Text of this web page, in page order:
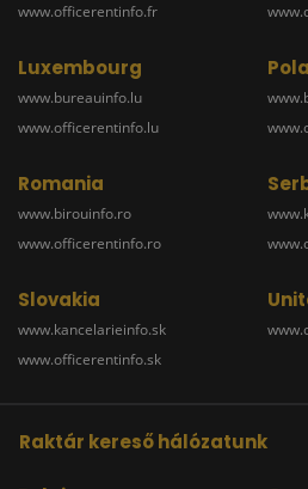
www.officerentinfo.fr
Luxembourg
www.bureauinfo.lu
www.officerentinfo.lu
Romania
www.birouinfo.ro
www.officerentinfo.ro
Slovakia
www.kancelarieinfo.sk
www.officerentinfo.sk
Raktár kereső hálózatunk